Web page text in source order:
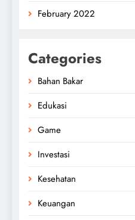
February 2022
Categories
Bahan Bakar
Edukasi
Game
Investasi
Kesehatan
Keuangan